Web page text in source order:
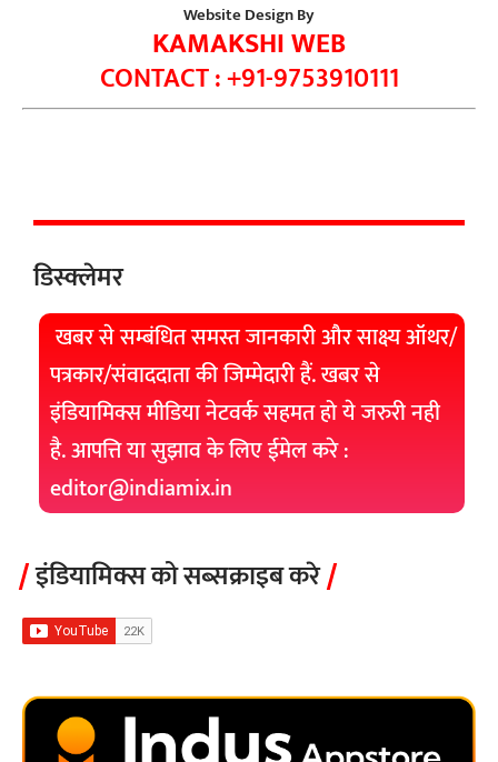
Website Design By
KAMAKSHI WEB
CONTACT : +91-9753910111
डिस्क्लेमर
खबर से सम्बंधित समस्त जानकारी और साक्ष्य ऑथर/
पत्रकार/संवाददाता की जिम्मेदारी हैं. खबर से
इंडियामिक्स मीडिया नेटवर्क सहमत हो ये जरुरी नही
है. आपत्ति या सुझाव के लिए ईमेल करे :
editor@indiamix.in
इंडियामिक्स को सब्सक्राइब करे